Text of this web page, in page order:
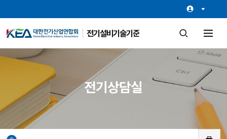
전기설비기술기준
검
열
전
메
열
기
전기상담실